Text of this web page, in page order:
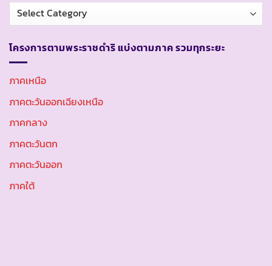
หมวด
หมู่
โครงการตามพระราชดำริ แบ่งตามภาค รวมทุกระยะ
ภาคเหนือ
ภาคตะวันออกเฉียงเหนือ
ภาคกลาง
ภาคตะวันตก
ภาคตะวันออก
ภาคใต้